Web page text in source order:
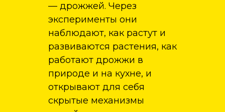
— дрожжей. Через
эксперименты они
наблюдают, как растут и
развиваются растения, как
работают дрожжи в
природе и на кухне, и
открывают для себя
скрытые механизмы